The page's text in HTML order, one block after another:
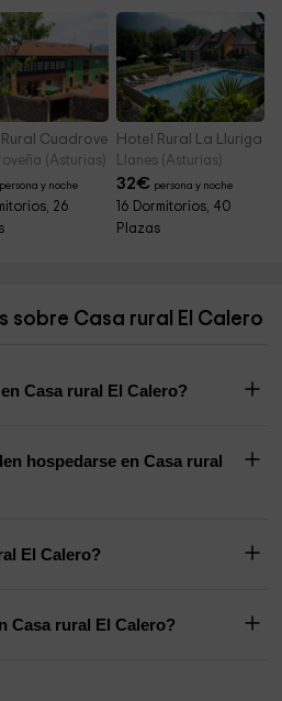
Cuadroveña
(Asturias)
persona y noche
26
Hotel Rural La Lluriga
Llanes (Asturias)
32€ persona y noche
16 Dormitorios, 40
Plazas
sobre Casa rural El Calero
Casa rural El Calero?
hospedarse en Casa rural
El Calero?
Casa rural El Calero?